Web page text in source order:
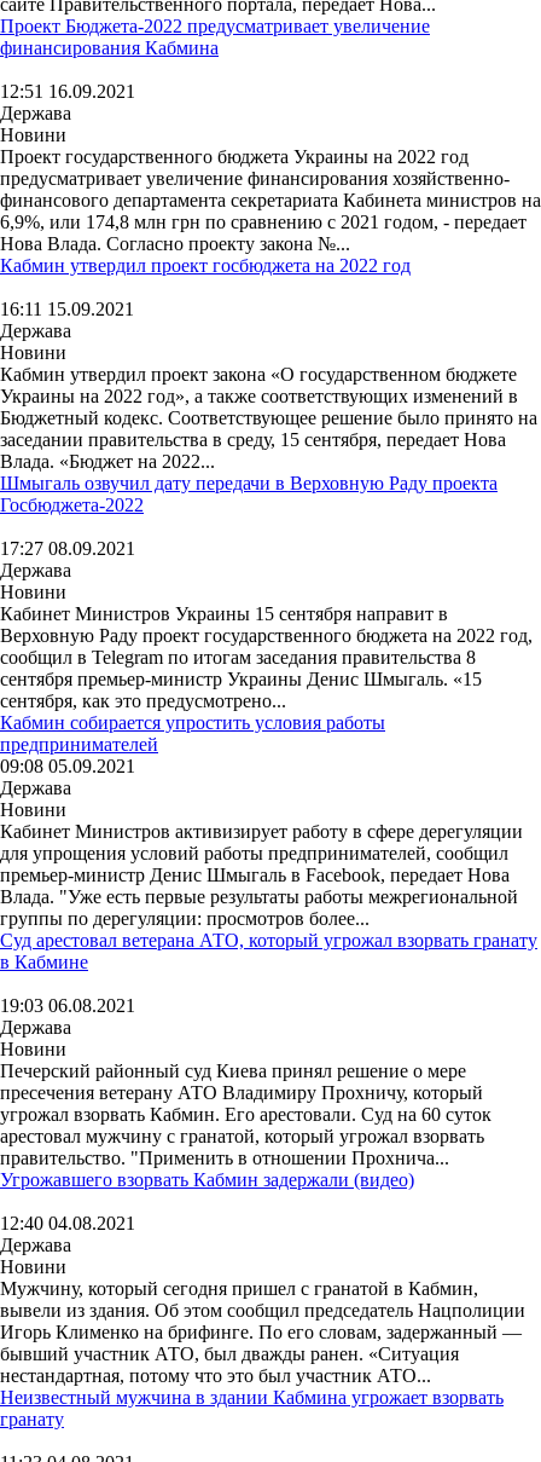
сайте Правительственного портала, передает Нова...
Проект Бюджета-2022 предусматривает увеличение
финансирования Кабмина
12:51 16.09.2021
Держава
Новини
Проект государственного бюджета Украины на 2022 год
предусматривает увеличение финансирования хозяйственно-
финансового департамента секретариата Кабинета министров на
6,9%, или 174,8 млн грн по сравнению с 2021 годом, - передает
Нова Влада. Согласно проекту закона №...
Кабмин утвердил проект госбюджета на 2022 год
16:11 15.09.2021
Держава
Новини
Кабмин утвердил проект закона «О государственном бюджете
Украины на 2022 год», а также соответствующих изменений в
Бюджетный кодекс. Соответствующее решение было принято на
заседании правительства в среду, 15 сентября, передает Нова
Влада. «Бюджет на 2022...
Шмыгаль озвучил дату передачи в Верховную Раду проекта
Госбюджета-2022
17:27 08.09.2021
Держава
Новини
Кабинет Министров Украины 15 сентября направит в
Верховную Раду проект государственного бюджета на 2022 год,
сообщил в Telegram по итогам заседания правительства 8
сентября премьер-министр Украины Денис Шмыгаль. «15
сентября, как это предусмотрено...
Кабмин собирается упростить условия работы
предпринимателей
09:08 05.09.2021
Держава
Новини
Кабинет Министров активизирует работу в сфере дерегуляции
для упрощения условий работы предпринимателей, сообщил
премьер-министр Денис Шмыгаль в Facebook, передает Нова
Влада. "Уже есть первые результаты работы межрегиональной
группы по дерегуляции: просмотров более...
Суд арестовал ветерана АТО, который угрожал взорвать гранату
в Кабмине
19:03 06.08.2021
Держава
Новини
Печерский районный суд Киева принял решение о мере
пресечения ветерану АТО Владимиру Прохничу, который
угрожал взорвать Кабмин. Его арестовали. Суд на 60 суток
арестовал мужчину с гранатой, который угрожал взорвать
правительство. "Применить в отношении Прохнича...
Угрожавшего взорвать Кабмин задержали (видео)
12:40 04.08.2021
Держава
Новини
Мужчину, который сегодня пришел с гранатой в Кабмин,
вывели из здания. Об этом сообщил председатель Нацполиции
Игорь Клименко на брифинге. По его словам, задержанный —
бывший участник АТО, был дважды ранен. «Ситуация
нестандартная, потому что это был участник АТО...
Неизвестный мужчина в здании Кабмина угрожает взорвать
гранату